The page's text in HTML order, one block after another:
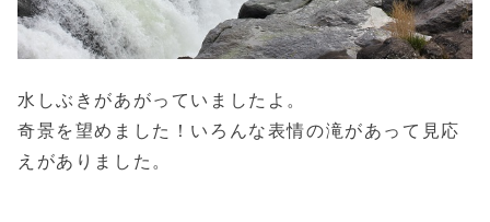
水しぶきがあがっていましたよ。
奇景を望めました！いろんな表情の滝があって見応
えがありました。